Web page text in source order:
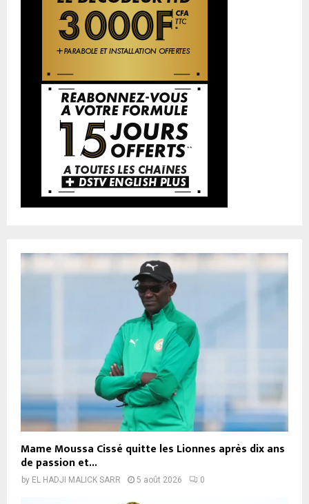
Mame Moussa Cissé quitte les Lionnes après dix ans
de passion et...
by EL HADJI MALICK SARR 5 août 2026 0